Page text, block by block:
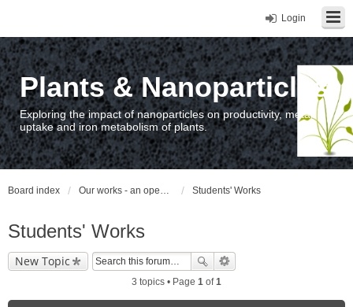
Login
Plants & Nanoparticles
Exploring the impact of nanoparticles on productivity, metal
uptake and iron metabolism of plants.
Board index Our works - an open access repository / nyilvános hozzáférésű repozitórium Students' Works
Students' Works
New Topic
3 topics • Page 1 of1